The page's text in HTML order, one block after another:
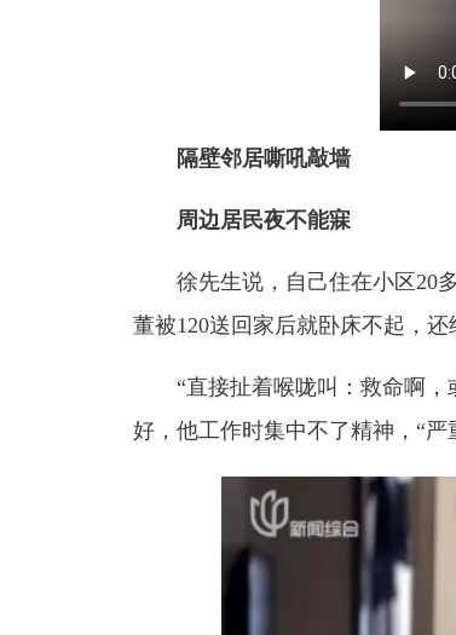
隔壁邻居嘶吼敲墙
周边居民夜不能寐
徐先生说，自己住在小区20
董被120送回家后就卧床不起，还
“直接扯着喉咙叫：救命啊
好，他工作时集中不了精神，“严